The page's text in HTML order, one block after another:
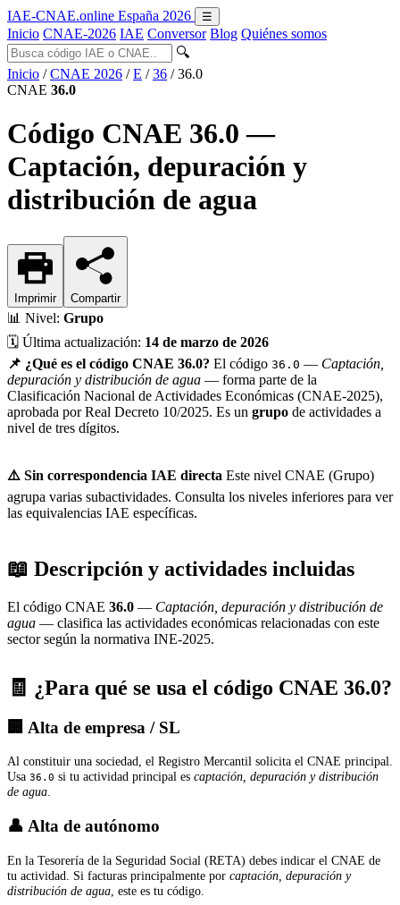
IAE-CNAE.online España 2026 ☰
Inicio CNAE-2026 IAE Conversor Blog Quiénes somos
🔍
Inicio / CNAE 2026 / E / 36 / 36.0
CNAE 36.0
Código CNAE 36.0 —
Captación, depuración y
distribución de agua
Imprimir Compartir
📊 Nivel: Grupo
🗓️ Última actualización: 14 de marzo de 2026
📌 ¿Qué es el código CNAE 36.0? El código 36.0 — Captación,
depuración y distribución de agua — forma parte de la
Clasificación Nacional de Actividades Económicas (CNAE-2025),
aprobada por Real Decreto 10/2025. Es un grupo de actividades a
nivel de tres dígitos.
⚠️ Sin correspondencia IAE directa Este nivel CNAE (Grupo)
agrupa varias subactividades. Consulta los niveles inferiores para ver
las equivalencias IAE específicas.
📖 Descripción y actividades incluidas
El código CNAE 36.0 — Captación, depuración y distribución de
agua — clasifica las actividades económicas relacionadas con este
sector según la normativa INE-2025.
🧾 ¿Para qué se usa el código CNAE 36.0?
🏢 Alta de empresa / SL
Al constituir una sociedad, el Registro Mercantil solicita el CNAE principal.
Usa 36.0 si tu actividad principal es captación, depuración y distribución
de agua.
👤 Alta de autónomo
En la Tesorería de la Seguridad Social (RETA) debes indicar el CNAE de
tu actividad. Si facturas principalmente por captación, depuración y
distribución de agua , este es tu código.